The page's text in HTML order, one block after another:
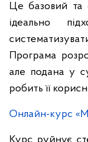
Це базовий та
ідеально
Програма
але подана у
робить її
Онлайн-курс